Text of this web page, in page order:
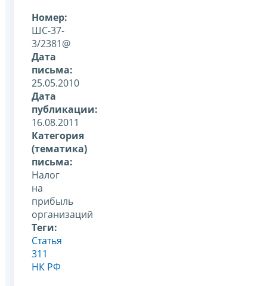
Номер:
ШС-37-
3/2381@
Дата
письма:
25.05.2010
Дата
публикации:
16.08.2011
Категория
(тематика)
письма:
Налог
на
прибыль
организаций
Теги:
Статья
311
НК РФ